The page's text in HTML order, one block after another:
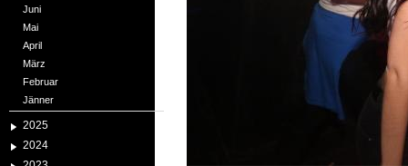
Juni
Mai
April
März
Februar
Jänner
2025
2024